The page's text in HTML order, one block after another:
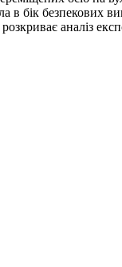
бік безпекових
аналіз